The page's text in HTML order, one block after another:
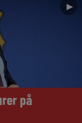
►
på